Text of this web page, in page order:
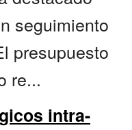
seguimiento
presupuesto
re...
intra-